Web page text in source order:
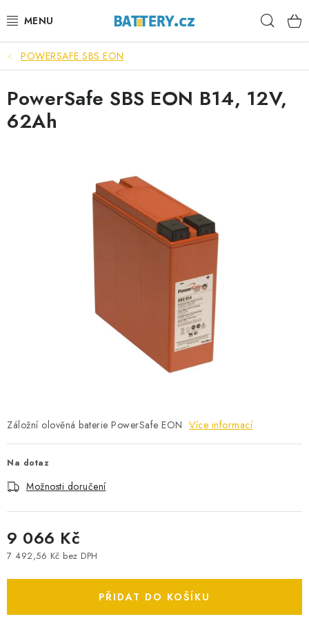
na
VÝHODNÉ SETY
SLUŽBY
AUTOBATERIE
TRAKČNÍ BATERIE
STANIČNÍ BATERIE
BATERIOVÉ BOXY
POWERBANKY
MĚNIČE NAPĚTÍ
STARTOVACÍ ZDROJE
BATERIE PRO VYSAVAČE
BATERIE PRO NOUZOVÁ OSVĚTLENÍ
POWERSAFE SBS EON
Záložní olověná baterie PowerSafe EON Více informací
Na dotaz
Možnosti doručení
9 066 Kč
7 492,56 Kč bez DPH
PŘIDAT DO KOŠÍKU
PowerSafe SBS EON B14, 12V,
62Ah